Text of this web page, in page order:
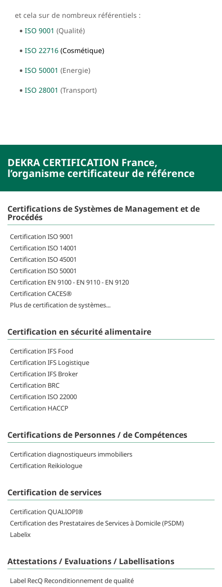
et cela sur de nombreux référentiels :
ISO 9001 (Qualité)
ISO 22716 (Cosmétique)
ISO 50001 (Energie)
ISO 28001 (Transport)
DEKRA CERTIFICATION France,
l’organisme certificateur de référence
Certifications de Systèmes de Management et de
Procédés
Certification ISO 9001
Certification ISO 14001
Certification ISO 45001
Certification ISO 50001
Certification EN 9100 - EN 9110 - EN 9120
Certification CACES®
Plus de certification de systèmes...
Certification en sécurité alimentaire
Certification IFS Food
Certification IFS Logistique
Certification IFS Broker
Certification BRC
Certification ISO 22000
Certification HACCP
Certifications de Personnes / de Compétences
Certification diagnostiqueurs immobiliers
Certification Reikiologue
Certification de services
Certification QUALIOPI®
Certification des Prestataires de Services à Domicile (PSDM)
Labelix
Attestations / Evaluations / Labellisations
Label RecQ Reconditionnement de qualité